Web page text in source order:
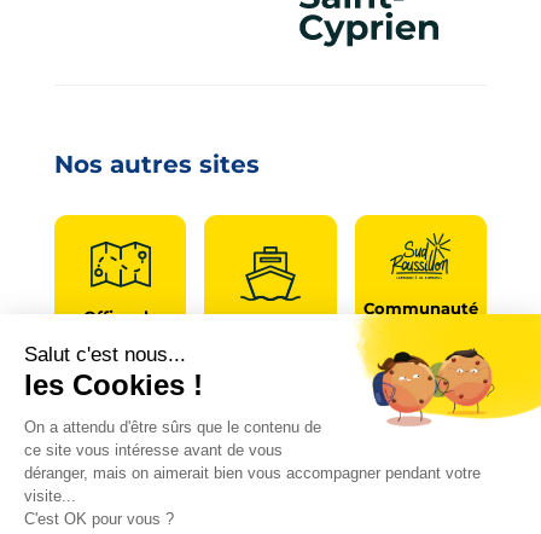
Nos autres sites
Office de
Communauté
Stade les
Capellans